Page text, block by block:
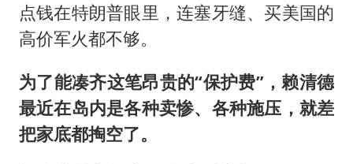
点钱在特朗普眼里，连塞牙缝、买美国的
高价军火都不够。
为了能凑齐这笔昂贵的“保护费”，赖清德
最近在岛内是各种卖惨、各种施压，就差
把家底都掏空了。